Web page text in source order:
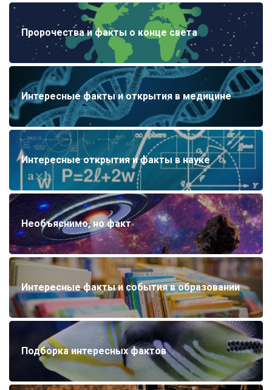
Пророчества и факты о конце света
Интересные факты и открытия в медицине
Интересные открытия и факты в науке
Необъяснимо, но факт
Интересные факты и события в образовании
Подборка интересных фактов